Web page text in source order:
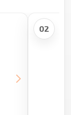
02